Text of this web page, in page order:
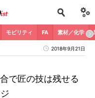
モビリティ FA 素材／化学
2018年9月21日
で匠の技は残せる